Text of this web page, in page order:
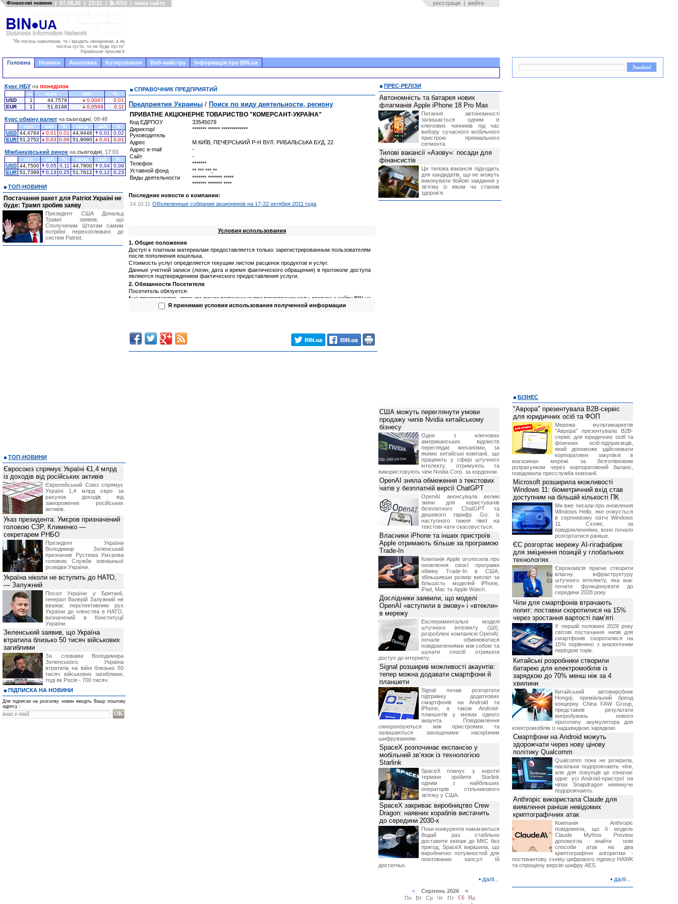
Фінансові новини | 07.08.26 | 23:21 | RSS | мапа сайту реєстрація | ввійти
"Як посієш наволоком, то і вродить ненароком, а як
посієш густо, то не буде пусто"
Українське прислів'я
Головна Новини Аналітика Котирування Веб-майстру Інформація про BIN.ua
СПРАВОЧНИК ПРЕДПРИЯТИЙ
Предприятия Украины / Поиск по виду деятельности, региону
ПРИВАТНЕ АКЦІОНЕРНЕ ТОВАРИСТВО "КОМЕРСАНТ-УКРАЇНА"
Код ЕДРПОУ
33545079
Директор/
Руководитель
******* ****** *************
Адрес
М.КИЇВ, ПЕЧЕРСЬКИЙ Р-Н ВУЛ. РИБАЛЬСЬКА БУД. 22
Адрес e-mail
-
Сайт
-
Телефон
*******
Уставной фонд
** *** ***,**
Виды деятельности
******* ******* *****
******* ******* ****
Последние новости о компании:
14.10.11 Объявленные собрания акционеров на 17-22 октября 2011 года
Условия использования
1. Общие положения
Доступ к платным материалам предоставляется только зарегистрированным пользователям
после пополнения кошелька.
Стоимость услуг определяется текущим листом расценок продуктов и услуг.
Данные учетной записи (логин, дата и время фактического обращения) в протоколе доступа
являются подтверждением фактического предоставления услуги.
2. Обязанности Посетителя
Посетитель обязуется:
*не предоставлять третьим лицам полученные при регистрации коды доступа к сайту BIN.ua
(логин, пароль);
не предоставлять третьим лицам полученную информацию;
Администрация сайта обязуется:
*обеспечить сохранность данных полученных от Посетителя в процессе регистрации;
предоставлять Посетителю запрашиваемую информацию в максимально короткие сроки.
Я принимаю условия использования полученной информации
Курс НБУ на понеділок
за курс uah
%
USD
1 44,7579 0,0047
0,01
EUR
1 51,6148 0,0569 0,11
Курс обміну валют на сьогодні , 09:48
куп. uah % прод. uah
%
USD 44,4784 0,01 0,01 44,9448 0,01
0,02
EUR 51,2752 0,03 0,06 51,9080 0,01 0,01
Міжбанківський ринок на сьогодні , 17:01
куп. uah % прод. uah
%
USD 44,7500 0,05 0,11 44,7800 0,04
0,09
EUR 51,7399 0,13 0,25 51,7612 0,12 0,23
ТОП-НОВИНИ
Постачання ракет для Patriot Україні не
буде: Трамп зробив заяву
Президент США Дональд
Трамп заявив, що
Сполученим Штатам самим
потрібні перехоплювачі до
систем Patriot.
ТОП-НОВИНИ
Євросоюз спрямує Україні €1,4 млрд
із доходів від російських активів
Європейський Союз спрямує
Україні 1,4 млрд євро за
рахунок доходів від
заморожених російських
активів.
Указ президента: Умєров призначений
головою СЗР, Клименко —
секретарем РНБО
Президент України
Володимир Зеленський
призначив Pустема Умєрова
головою Служби зовнішньої
розвідки України.
Україна ніколи не вступить до НАТО,
— Залужний
Посол України у Британії,
генерал Валерій Залужний не
вважає перспективним рух
України до членства в НАТО,
визначений в Конституції
України.
Зеленський заявив, що Україна
втратила близько 50 тисяч військових
загиблими
За словами Володимира
Зеленського, Україна
втратила на війні близько 50
тисяч військових загиблими,
тоді як Росія - 700 тисяч.
ПІДПИСКА НА НОВИНИ
Для підписки на розсилку новин введіть Вашу поштову
адресу :
ПРЕС-РЕЛІЗИ
Автономність та батарея нових
флагманів Apple iPhone 18 Pro Max
Питання автономності
залишається одним із
ключових чинників під час
вибору сучасного мобільного
пристрою преміального
сегмента.
Тилові вакансії «Азову»: посади для
фінансистів
Ця тилова вакансія підходить
для кандидатів, що не можуть
виконувати бойові завдання у
звʼязку із віком чи станом
здоровʼя.
США можуть переглянути умови
продажу чипів Nvidia китайському
бізнесу
Одне з ключових
американських відомств
переглядає механізми, за
якими китайські компанії, що
працюють у сфері штучного
інтелекту, отримують та
використовують чіпи Nvidia Corp. за кордоном.
OpenAI зняла обмеження з текстових
чатів у безплатній версії ChatGPT
OpenAI анонсувала великі
зміни для користувачів
безплатного ChatGPT та
дешевого тарифу Go: із
наступного тижня ліміт на
текстові чати скасовується.
Власники iPhone та інших пристроїв
Apple отримають більше за програмою
Trade-In
Компанія Apple оголосила про
оновлення своєї програми
обміну Trade-In в США,
збільшивши розмір виплат за
більшість моделей iPhone,
iPad, Mac та Apple Watch.
Дослідники заявили, що моделі
OpenAI «вступили в змову» і «втекли»
в мережу
Експериментальні моделі
штучного інтелекту (ШІ),
розроблені компанією OpenAI,
почали обмінюватися
повідомленнями між собою та
шукати спосіб отримати
доступ до інтернету.
Signal розширив можливості акаунтів:
тепер можна додавати смартфони й
планшети
Signal почав розгортати
підтримку додаткових
смартфонів на Android та
iPhone, а також Android-
планшетів у межах одного
акаунта. Повідомлення
синхронізуються між пристроями та
залишаються захищеними наскрізним
шифруванням.
SpaceX розпочинає експансію у
мобільний зв’язок із технологією
Starlink
SpaceX планує у короткі
терміни зробити Starlink
одним з найбільших
операторів стільникового
зв'язку у США.
SpaceX закриває виробництво Crew
Dragon: наявних кораблів вистачить
до середини 2030-х
Поки конкуренти намагаються
бодай раз стабільно
доставити екіпаж до МКС без
пригод, SpaceX вирішила, що
виробничих потужностей для
пілотованих капсул їй
достатньо.
• далі...
«Серпень 2026 »
Пн
Вт Ср Чт Пт Сб
Нд
БІЗНЕС
"Аврора" презентувала B2B-сервіс
для юридичних осіб та ФОП
Мережа мультимаркетів
"Аврора" презентувала B2B-
сервіс для юридичних осіб та
фізичних осіб-підприємців,
який допоможе здійснювати
корпоративні закупівлі в
магазинах мережі за безготівковим
розрахунком через корпоративний баланс,
повідомила пресслужба компанії.
Microsoft розширила можливості
Windows 11: біометричний вхід став
доступним на більшій кількості ПК
Ми вже писали про оновлення
Windows Hello, яке очікується
в серпневому патчі Windows
11. Схоже, за
повідомленнями, воно почало
розгортатися раніше.
ЄС розгортає мережу AI-гігафабрик
для зміцнення позицій у глобальних
технологіях
Єврокомісія прагне створити
власну інфраструктуру
штучного інтелекту, яка має
почати функціонувати до
середини 2028 року
Чіпи для смартфонів втрачають
попит: поставки скоротилися на 15%
через зростання вартості пам’яті
У першій половині 2026 року
світові постачання чипів для
смартфонів скоротилися на
15% порівняно з аналогічним
періодом торік.
Китайські розробники створили
батарею для електромобілів із
зарядкою до 70% менш ніж за 4
хвилини
Китайський автовиробник
Hongqi, преміальний бренд
концерну China FAW Group,
представив результати
випробувань нового
прототипу акумулятора для
електромобілів із надшвидкою зарядкою.
Смартфони на Android можуть
здорожчати через нову цінову
політику Qualcomm
Qualcomm поки не розкрила,
наскільки подорожчають чіпи,
але для покупців це означає
одне: усі Android-пристрої на
чіпах Snapdragon неминуче
подорожчають.
Anthropic використала Claude для
виявлення раніше невідомих
криптографічних атак
Компанія Anthropic
повідомила, що її модель
Claude Mythos Preview
допомогла знайти нові
способи атак на два
криптографічні алгоритми -
постквантову схему цифрового підпису HAWK
та спрощену версію шифру AES.
• далі...